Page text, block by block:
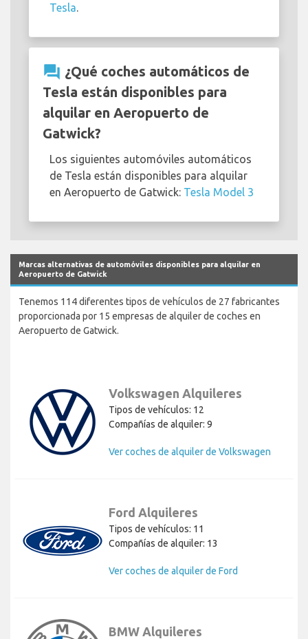
Tesla
question_answer ¿Qué coches automáticos de
Tesla están disponibles para
alquilar en Aeropuerto de
Gatwick?
Los siguientes automóviles automáticos
de Tesla están disponibles para alquilar
en Aeropuerto de Gatwick: Tesla Model 3
Marcas alternativas de automóviles disponibles para alquilar en
Aeropuerto de Gatwick
Tenemos 114 diferentes tipos de vehículos de 27 fabricantes
proporcionada por 15 empresas de alquiler de coches en
Aeropuerto de Gatwick.
Volkswagen Alquileres
Tipos de vehículos: 12
Compañías de alquiler: 9
Ver coches de alquiler de Volkswagen
Ford Alquileres
Tipos de vehículos: 11
Compañías de alquiler: 13
Ver coches de alquiler de Ford
BMW Alquileres